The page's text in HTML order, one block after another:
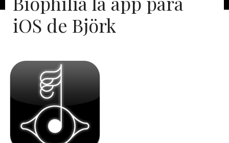
iOS de Björk